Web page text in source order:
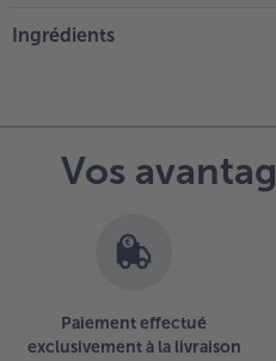
Ingrédients
Vos
Paiement effectué
exclusivement à la livraison